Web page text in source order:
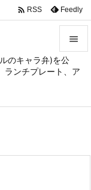
のキャラ弁)を公
ランチプレート、ア


メニュ
サイド

 RSS Feedly